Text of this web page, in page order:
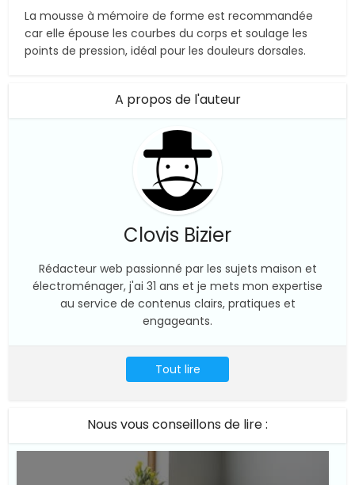
La mousse à mémoire de forme est recommandée
car elle épouse les courbes du corps et soulage les
points de pression, idéal pour les douleurs dorsales.
A propos de l'auteur
Clovis Bizier
Rédacteur web passionné par les sujets maison et
électroménager, j'ai 31 ans et je mets mon expertise
au service de contenus clairs, pratiques et
engageants.
Tout lire
Nous vous conseillons de lire :